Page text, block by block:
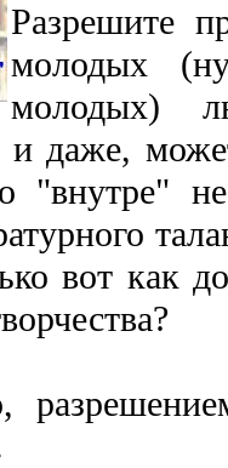
Разрешите
молодых
молодых)
и даже,
"внутре"
вот как